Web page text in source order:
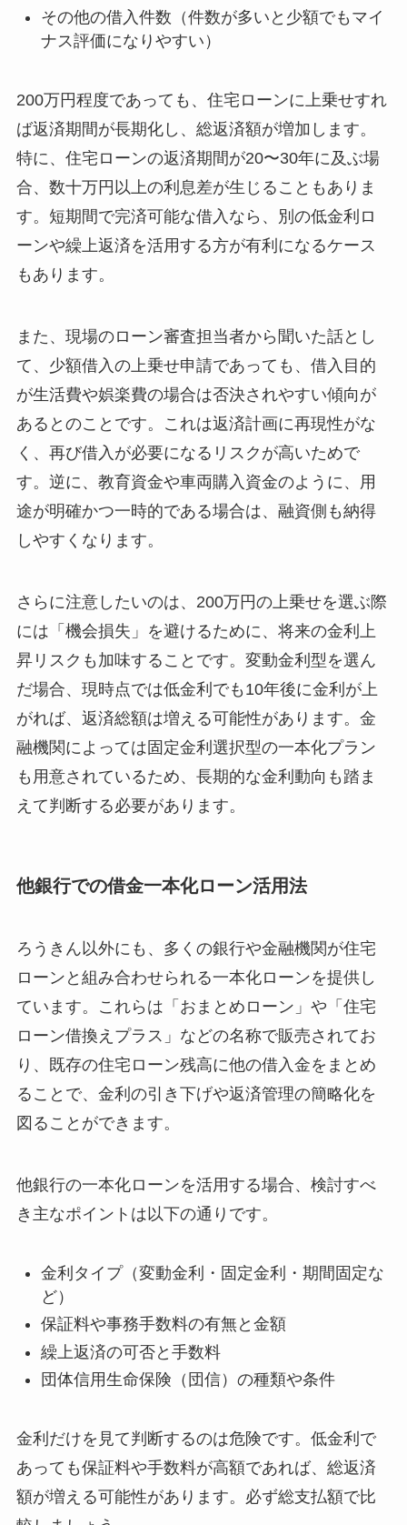
その他の借入件数（件数が多いと少額でもマイ
ナス評価になりやすい）
200万円程度であっても、住宅ローンに上乗せすれ
ば返済期間が長期化し、総返済額が増加します。
特に、住宅ローンの返済期間が20〜30年に及ぶ場
合、数十万円以上の利息差が生じることもありま
す。短期間で完済可能な借入なら、別の低金利ロ
ーンや繰上返済を活用する方が有利になるケース
もあります。
また、現場のローン審査担当者から聞いた話とし
て、少額借入の上乗せ申請であっても、借入目的
が生活費や娯楽費の場合は否決されやすい傾向が
あるとのことです。これは返済計画に再現性がな
く、再び借入が必要になるリスクが高いためで
す。逆に、教育資金や車両購入資金のように、用
途が明確かつ一時的である場合は、融資側も納得
しやすくなります。
さらに注意したいのは、200万円の上乗せを選ぶ際
には「機会損失」を避けるために、将来の金利上
昇リスクも加味することです。変動金利型を選ん
だ場合、現時点では低金利でも10年後に金利が上
がれば、返済総額は増える可能性があります。金
融機関によっては固定金利選択型の一本化プラン
も用意されているため、長期的な金利動向も踏ま
えて判断する必要があります。
他銀行での借金一本化ローン活用法
ろうきん以外にも、多くの銀行や金融機関が住宅
ローンと組み合わせられる一本化ローンを提供し
ています。これらは「おまとめローン」や「住宅
ローン借換えプラス」などの名称で販売されてお
り、既存の住宅ローン残高に他の借入金をまとめ
ることで、金利の引き下げや返済管理の簡略化を
図ることができます。
他銀行の一本化ローンを活用する場合、検討すべ
き主なポイントは以下の通りです。
金利タイプ（変動金利・固定金利・期間固定な
ど）
保証料や事務手数料の有無と金額
繰上返済の可否と手数料
団体信用生命保険（団信）の種類や条件
金利だけを見て判断するのは危険です。低金利で
あっても保証料や手数料が高額であれば、総返済
額が増える可能性があります。必ず総支払額で比